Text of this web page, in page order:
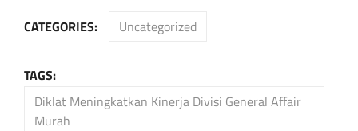
CATEGORIES: Uncategorized
TAGS:
Diklat Meningkatkan Kinerja Divisi General Affair
Murah